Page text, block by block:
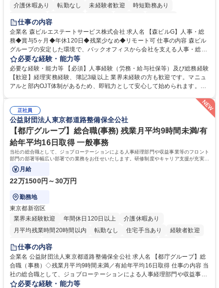
介護休暇あり 転勤なし 未経験者歓迎
時短勤務あり
経験者歓迎
完全週休2日制
交通費支給 長期歓迎 駅近5分以内 土日祝休み
仕事の内容
企業名 森ビルエステートサービス株式会社 求人名 【森ビルG】人事・総
務◆賞与5ヶ月◆年休120日◆残業少なめ◆リモート可 仕事の内容 森ビル
グループの安定した環境で、バックオフィスから会社を支える人事・総務
をお任せします。 労務と総務の業務をバランスよく担当し、ゆくゆくは制
度改定などのコア業務にも挑戦できる、やりがいある環境です。 ■勤怠管
理、給与計算、社会保険手続き、年末調整等の労務管理全般 ■入退社手続
き、社内規定の改定や人事制度改定などのコア業務 ■社内イベントの企画
は部内のOJTを中心に、あなたの経験に合わせて不足している部分はいつ
でも質問・相談できる環境が整っているため、安心して成長できます。 募
集職種 【森ビルG】人事・総務◆賞与5ヶ月◆年休120日◆残業少なめ◆
リモート可
必要な経験・能力等
必要な経験・能力等 【必須】人事経験（労務・給与社保等）及び総務経験
【歓迎】経理実務経験、簿記3級以上 業界未経験の方も歓迎です。マニュ
アルと部内OJT体制があるため、即戦力として安心して始められます。
ます。定型業務に留まらず、社内規定や人事制度の改定など会社のコア業
務に挑戦できるため、自身の成長と組織への貢献度をダイレクトに実感で
きます。 残業少なめ、週1日リモート可など、ワークライフバランスを保
ち長期活躍できる環境です。 「これまでの幅広い経験を活かし、長期的な
キャリアを築きたい」という前向きな意欲と挑戦を全力で応援します。 学
歴・資格 学歴：大学院 大学 高専 短大 専修学校 高校 語学力： 資格：日商
簿記検定1級 日商簿記検定2級 日商簿記検定3級
正社員
公益財団法人東京都道路整備保全公社
【都庁グループ】総合職(事務) 残業月平均9時間未満/有
給年平均16日取得 一般事務
当社の総合職として、ジョブローテーションによる人事経理部門や収益事業等のフロント
部門の部署等幅広い部署での業務をお任せいたします。研修制度やキャリア支援が充実し
ております！ ※下記業務詳細
月給
22万1500円～30万円
勤務地
東京都新宿区
業界未経験歓迎
年間休日120日以上
介護休暇あり
月平均残業時間20時間以内
転勤なし 住宅手当あり
経験者歓迎
研修あり
退職金あり
駅近5分以内
資格取得手当あり 食事補助あり
仕事の内容
企業名 公益財団法人東京都道路整備保全公社 求人名 【都庁グループ】総
合職（事務）◇残業月平均9時間未満／有給年平均16日取得 仕事の内容 当
社の総合職として、ジョブローテーションによる人事経理部門や収益事業
等のフロント部門の部署等幅広い部署での業務をお任せいたします。研修
必要な経験・能力等